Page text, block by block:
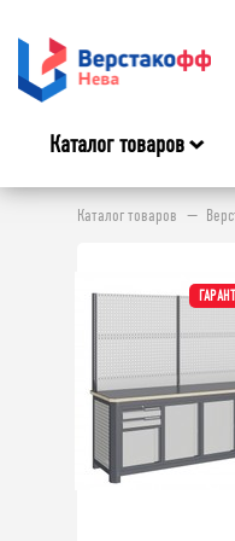
Каталог товаров
Каталог товаров